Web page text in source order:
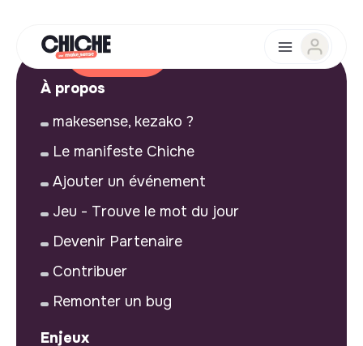
À propos
makesense, kezako ?
Le manifeste Chiche
Ajouter un événement
Jeu - Trouve le mot du jour
Devenir Partenaire
Contribuer
Remonter un bug
Enjeux